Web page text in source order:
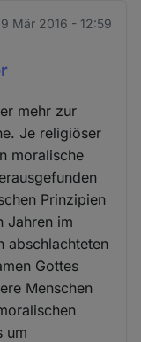
Mär 2016 - 12:59
mehr zur
Je religiöser
moralische
Prinzipien
Jahren im
abschlachteten
Gottes
Menschen
um